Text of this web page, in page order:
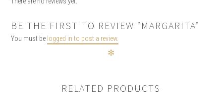
BE THE FIRST TO REVIEW “MARGARITA”
You must be logged in to post a review.
✻
RELATED PRODUCTS